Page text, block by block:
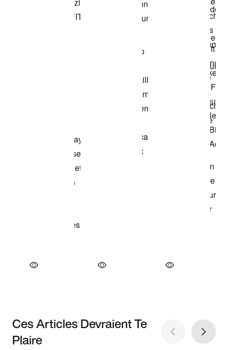
Ces Articles Devraient Te
Plaire